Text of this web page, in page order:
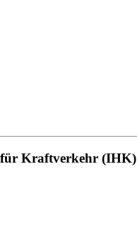
für Kraftverkehr (IHK)